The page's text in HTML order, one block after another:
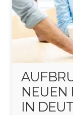
NEUEN
IN